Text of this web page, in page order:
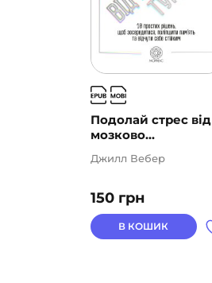
Подолай стрес від
мозково...
150 грн
Джилл Вебер
В КОШИК